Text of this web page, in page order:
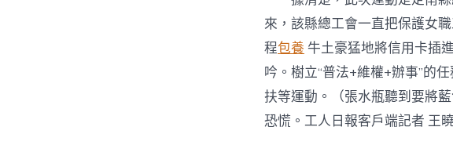
來，該縣總工會一直把保護女
程包養 牛土豪猛地將信用卡插
吟。樹立“普法+維權+辦事”的
扶等運動。（張水瓶聽到要將
恐慌。工人日報客戶端記者 王